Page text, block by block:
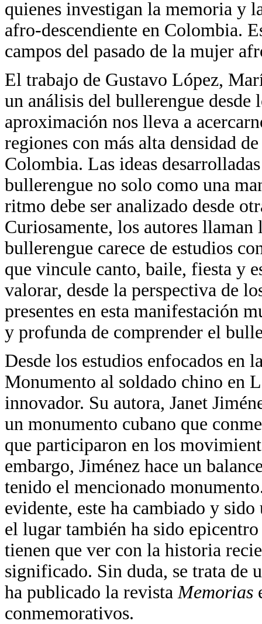
quienes investigan la memoria y
afro-descendiente en Colombia.
campos del pasado de la mujer
El trabajo de Gustavo López,
un análisis del bullerengue
aproximación nos lleva a
regiones con más alta densidad
Colombia. Las ideas
bullerengue no solo como una
ritmo debe ser analizado desde
Curiosamente, los autores
bullerengue carece de estudios
que vincule canto, baile, fiesta y
valorar, desde la perspectiva de
presentes en esta manifestación
y profunda de comprender el
Desde los estudios enfocados
Monumento al soldado chino en
innovador. Su autora, Janet
un monumento cubano que
que participaron en los
embargo, Jiménez hace un
tenido el mencionado
evidente, este ha cambiado y
el lugar también ha sido
tienen que ver con la historia
significado. Sin duda, se trata de
ha publicado la revistaMemorias
conmemorativos.